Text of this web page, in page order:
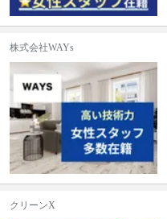
株式会社WAYs
クリーンX